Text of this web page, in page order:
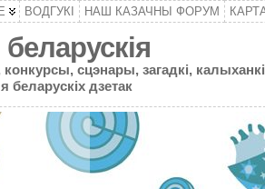
ВОДГУКІ НАШ КАЗАЧНЫ ФОРУМ
беларускія
конкурсы, сцэнары, загадкі,
беларускіх дзетак